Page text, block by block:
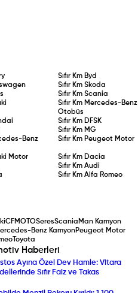
Sıfır Km Byd
Sıfır Km Skoda
Sıfır Km Scania
Sıfır Km Mercedes-Benz
Otobüs
Sıfır Km DFSK
Sıfır Km MG
Benz
Sıfır Km Peugeot Motor
Motor Sıfır Km Dacia
Sıfır Km Audi
Sıfır Km Alfa Romeo
CFMOTOSeresScania Man Kamyon
Benz KamyonPeugeot Motor
Toyota
Haberleri
Ayına Özel Dev Hamle: Vitara
Sıfır Faiz ve Takas